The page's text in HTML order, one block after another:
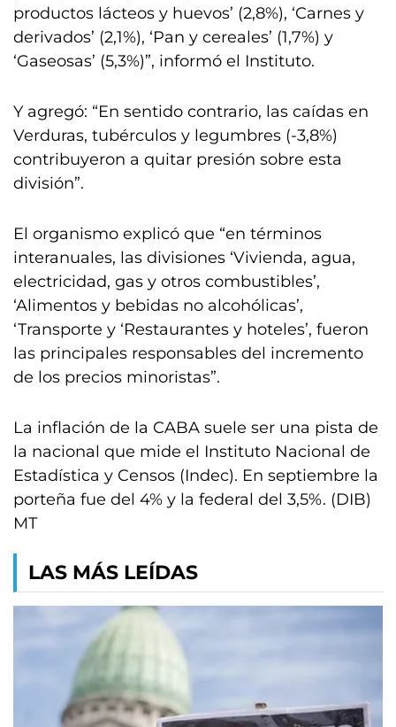
productos lácteos y huevos’ (2,8%), ‘Carnes y
derivados’ (2,1%), ‘Pan y cereales’ (1,7%) y
‘Gaseosas’ (5,3%)”, informó el Instituto.
Y agregó: “En sentido contrario, las caídas en
Verduras, tubérculos y legumbres (-3,8%)
contribuyeron a quitar presión sobre esta
división”.
El organismo explicó que “en términos
interanuales, las divisiones ‘Vivienda, agua,
electricidad, gas y otros combustibles’,
‘Alimentos y bebidas no alcohólicas’,
‘Transporte y ‘Restaurantes y hoteles’, fueron
las principales responsables del incremento
de los precios minoristas”.
La inflación de la CABA suele ser una pista de
la nacional que mide el Instituto Nacional de
Estadística y Censos (Indec). En septiembre la
porteña fue del 4% y la federal del 3,5%. (DIB)
MT
LAS MÁS LEÍDAS